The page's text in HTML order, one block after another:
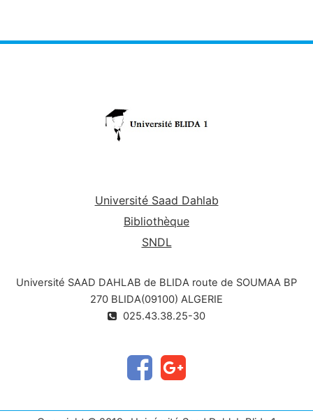
Université Saad Dahlab
Bibliothèque
SNDL
Université SAAD DAHLAB de BLIDA route de SOUMAA BP
270 BLIDA(09100) ALGERIE
025.43.38.25-30